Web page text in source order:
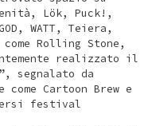
Lök, Puck!,
WATT, Teiera,
Rolling Stone,
realizzato il
segnalato da
Cartoon Brew e
festival